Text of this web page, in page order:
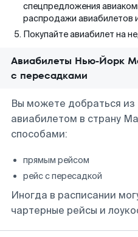
спецпредложения
распродажи авиабилетов
Покупайте авиабилет на
Авиабилеты Нью-Йорк
с пересадками
Вы можете добраться
авиабилетом в страну
способами:
прямым рейсом
рейс с пересадкой
Иногда в расписании
чартерные рейсы и